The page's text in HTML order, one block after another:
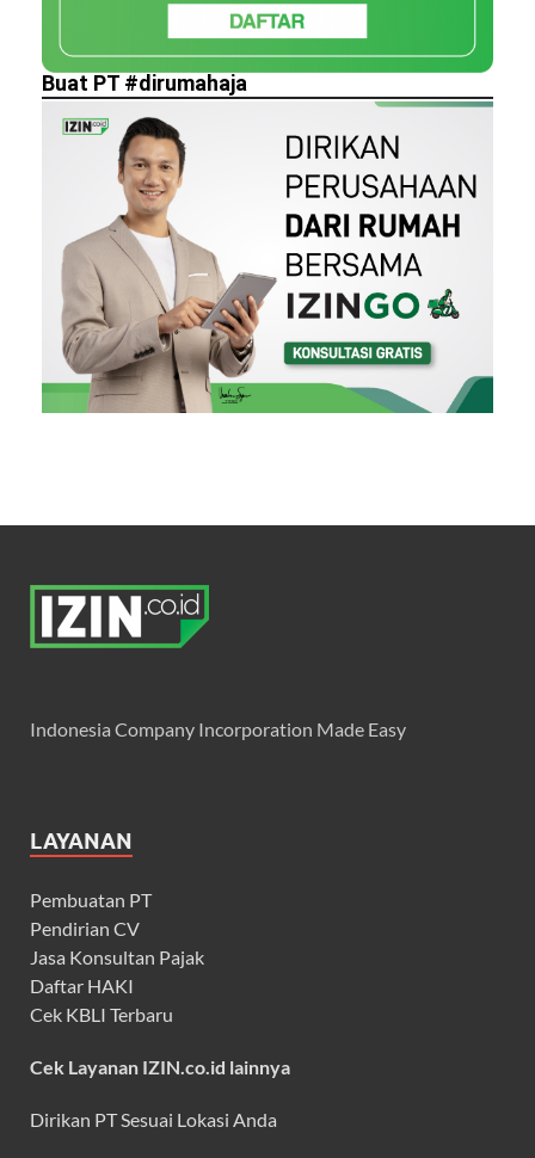
Buat PT #dirumahaja
Indonesia Company Incorporation Made Easy
LAYANAN
Pembuatan PT
Pendirian CV
Jasa Konsultan Pajak
Daftar HAKI
Cek KBLI Terbaru
Cek Layanan IZIN.co.id lainnya
Dirikan PT Sesuai Lokasi Anda